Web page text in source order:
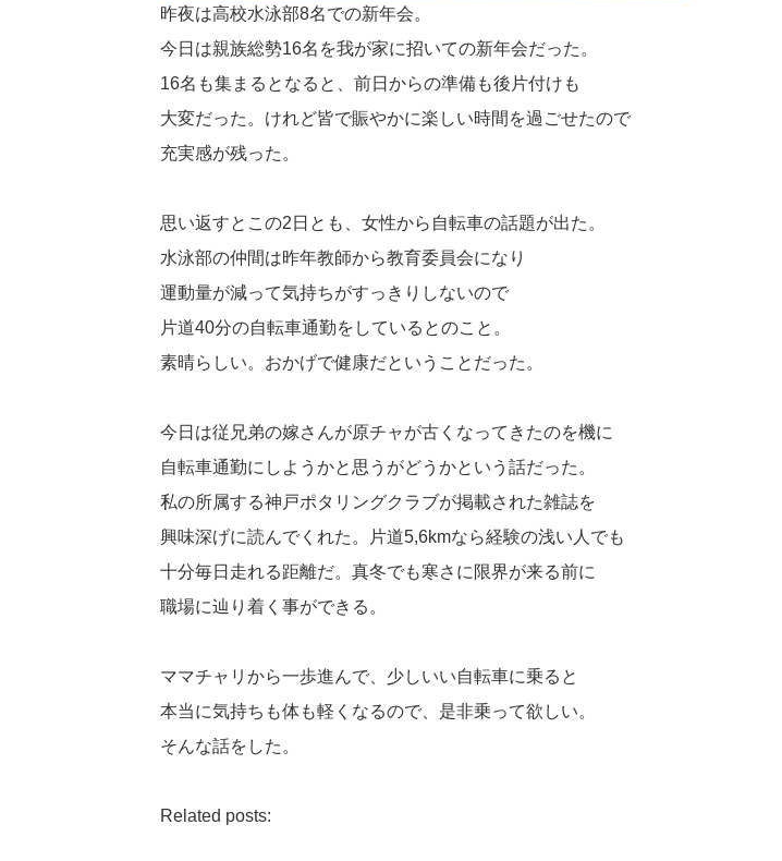
昨夜は高校水泳部8名での新年会。
今日は親族総勢16名を我が家に招いての新年会だった。
16名も集まるとなると、前日からの準備も後片付けも
大変だった。けれど皆で賑やかに楽しい時間を過ごせたので
充実感が残った。
思い返すとこの2日とも、女性から自転車の話題が出た。
水泳部の仲間は昨年教師から教育委員会になり
運動量が減って気持ちがすっきりしないので
片道40分の自転車通勤をしているとのこと。
素晴らしい。おかげで健康だということだった。
今日は従兄弟の嫁さんが原チャが古くなってきたのを機に
自転車通勤にしようかと思うがどうかという話だった。
私の所属する神戸ポタリングクラブが掲載された雑誌を
興味深げに読んでくれた。片道5,6kmなら経験の浅い人でも
十分毎日走れる距離だ。真冬でも寒さに限界が来る前に
職場に辿り着く事ができる。
ママチャリから一歩進んで、少しいい自転車に乗ると
本当に気持ちも体も軽くなるので、是非乗って欲しい。
そんな話をした。
Related posts: